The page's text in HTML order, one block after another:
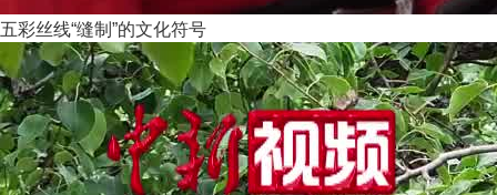
五彩丝线“缝制”的文化符号